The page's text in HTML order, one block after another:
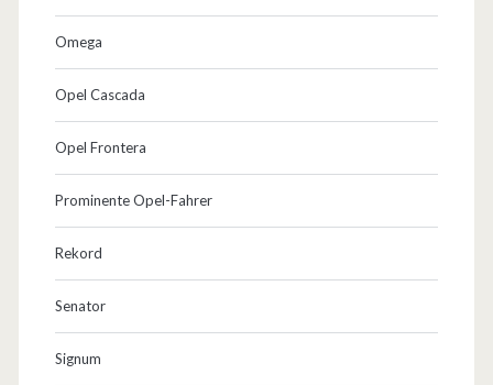
Omega
Opel Cascada
Opel Frontera
Prominente Opel-Fahrer
Rekord
Senator
Signum